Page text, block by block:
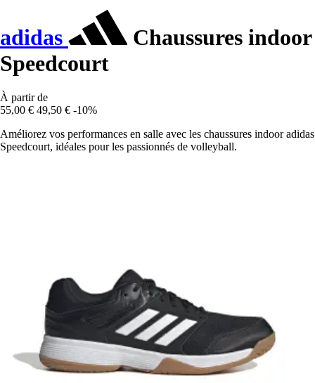
adidas
Chaussures indoor
Speedcourt
À partir de
55,00 € 49,50 € -10%
Améliorez vos performances en salle avec les chaussures indoor adidas
Speedcourt, idéales pour les passionnés de volleyball.